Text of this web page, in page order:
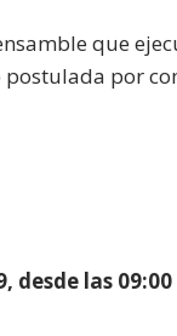
que
por
desde las